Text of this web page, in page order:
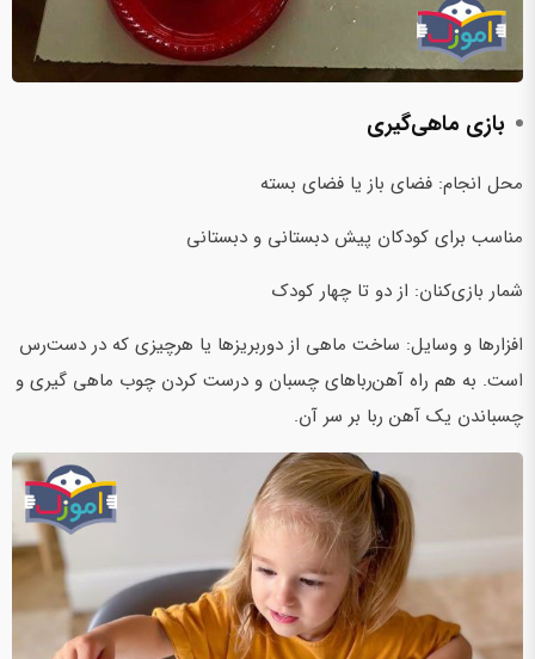
بازی ماهی‌گیری
محل انجام: فضای باز یا فضای بسته
مناسب برای کودکان پیش دبستانی و دبستانی
شمار بازی‌کنان: از دو تا چهار کودک
افزارها و وسایل:‌ ساخت ماهی از دوربریزها یا هرچیزی که در دست‌رس
است. به هم راه آهن‌رباهای چسبان و درست کردن چوب ماهی گیری و
چسباندن یک آهن ربا بر سر آن.